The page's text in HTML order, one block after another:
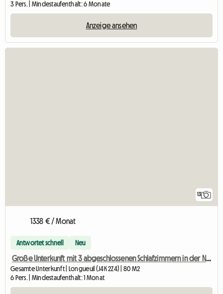
3 Pers. | Mindestaufenthalt: 6 Monate
Anzeige ansehen
13
1338 € / Monat
Antwortet schnell Neu
Große Unterkunft mit 3 abgeschlossenen Schlafzimmern in der Nähe der Metro Longueuil
Gesamte Unterkunft | Longueuil (J4K 2Z4) | 80 M2
6 Pers. | Mindestaufenthalt: 1 Monat